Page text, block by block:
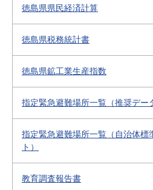
徳島県県民経済計算
徳島県税務統計書
徳島県鉱工業生産指数
指定緊急避難場所一覧（推奨デー
指定緊急避難場所一覧（自治体標
ト）
教育調査報告書